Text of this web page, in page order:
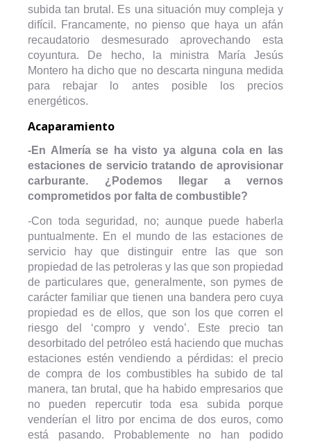
subida tan brutal. Es una situación muy compleja y
difícil. Francamente, no pienso que haya un afán
recaudatorio desmesurado aprovechando esta
coyuntura. De hecho, la ministra María Jesús
Montero ha dicho que no descarta ninguna medida
para rebajar lo antes posible los precios
energéticos.
Acaparamiento
-En Almería se ha visto ya alguna cola en las
estaciones de servicio tratando de aprovisionar
carburante. ¿Podemos llegar a vernos
comprometidos por falta de combustible?
-Con toda seguridad, no; aunque puede haberla
puntualmente. En el mundo de las estaciones de
servicio hay que distinguir entre las que son
propiedad de las petroleras y las que son propiedad
de particulares que, generalmente, son pymes de
carácter familiar que tienen una bandera pero cuya
propiedad es de ellos, que son los que corren el
riesgo del ‘compro y vendo’. Este precio tan
desorbitado del petróleo está haciendo que muchas
estaciones estén vendiendo a pérdidas: el precio
de compra de los combustibles ha subido de tal
manera, tan brutal, que ha habido empresarios que
no pueden repercutir toda esa subida porque
venderían el litro por encima de dos euros, como
está pasando. Probablemente no han podido